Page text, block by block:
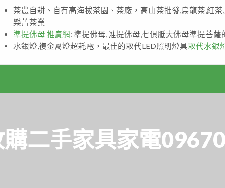
茶農自耕、自有高海拔茶園、茶廠，高山茶批發,烏龍茶,紅茶
樂菁茶業
準提佛母 推廣網: 準提佛母, 准提佛母,七俱胝大佛母準提菩薩
水銀燈,複金屬燈超耗電，最佳的取代LED照明燈具取代水銀
購二手家具家電